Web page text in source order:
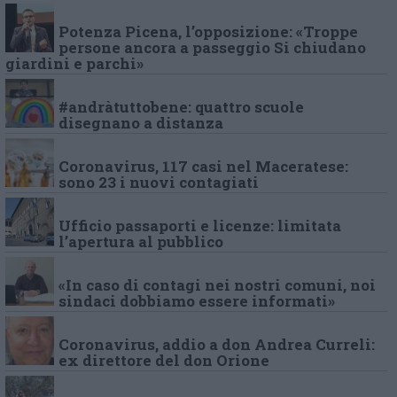
Potenza Picena, l’opposizione: «Troppe
persone ancora a passeggio Si chiudano
giardini e parchi»
#andràtuttobene: quattro scuole
disegnano a distanza
Coronavirus, 117 casi nel Maceratese:
sono 23 i nuovi contagiati
Ufficio passaporti e licenze: limitata
l’apertura al pubblico
«In caso di contagi nei nostri comuni, noi
sindaci dobbiamo essere informati»
Coronavirus, addio a don Andrea Curreli:
ex direttore del don Orione